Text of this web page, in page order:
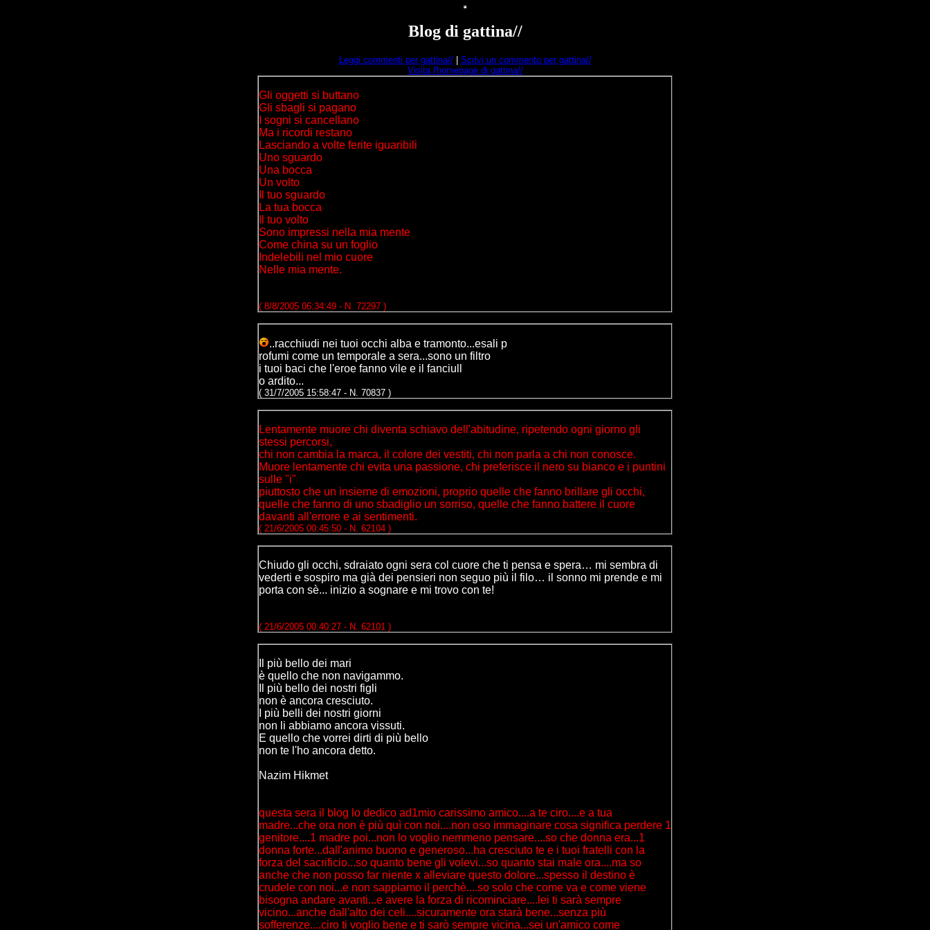
Blog di gattina//
Leggi commenti per gattina//| Scrivi un commento per gattina//
Visita l'homepage di gattina//
Gli oggetti si buttano
Gli sbagli si pagano
I sogni si cancellano
Ma i ricordi restano
Lasciando a volte ferite iguaribili
Uno sguardo
Una bocca
Un volto
Il tuo sguardo
La tua bocca
Il tuo volto
Sono impressi nella mia mente
Come china su un foglio
Indelebili nel mio cuore
Nelle mia mente.
( 8/8/2005 06:34:49 - N. 72297 )
..racchiudi nei tuoi occhi alba e tramonto...esali p
rofumi come un temporale a sera...sono un filtro
i tuoi baci che l'eroe fanno vile e il fanciull
o ardito...
( 31/7/2005 15:58:47 - N. 70837 )
Lentamente muore chi diventa schiavo dell'abitudine, ripetendo ogni giorno gli
stessi percorsi,
chi non cambia la marca, il colore dei vestiti, chi non parla a chi non conosce.
Muore lentamente chi evita una passione, chi preferisce il nero su bianco e i puntini
sulle "i"
piuttosto che un insieme di emozioni, proprio quelle che fanno brillare gli occhi,
quelle che fanno di uno sbadiglio un sorriso, quelle che fanno battere il cuore
davanti all'errore e ai sentimenti.
( 21/6/2005 00:45:50 - N. 62104 )
Chiudo gli occhi, sdraiato ogni sera col cuore che ti pensa e spera… mi sembra di
vederti e sospiro ma già dei pensieri non seguo più il filo… il sonno mi prende e mi
porta con sè... inizio a sognare e mi trovo con te!
( 21/6/2005 00:40:27 - N. 62101 )
Il più bello dei mari
è quello che non navigammo.
Il più bello dei nostri figli
non è ancora cresciuto.
I più belli dei nostri giorni
non li abbiamo ancora vissuti.
E quello che vorrei dirti di più bello
non te l'ho ancora detto.
Nazim Hikmet
questa sera il blog lo dedico ad1mio carissimo amico....a te ciro....e a tua
madre...che ora non è più quì con noi....non oso immaginare cosa significa perdere 1
genitore....1 madre poi...non lo voglio nemmeno pensare....so che donna era...1
donna forte...dall'animo buono e generoso...ha cresciuto te e i tuoi fratelli con la
forza del sacrificio...so quanto bene gli volevi...so quanto stai male ora....ma so
anche che non posso far niente x alleviare questo dolore...spesso il destino è
crudele con noi...e non sappiamo il perchè....so solo che come va e come viene
bisogna andare avanti...e avere la forza di ricominciare....lei ti sarà sempre
vicino...anche dall'alto dei celi....sicuramente ora starà bene...senza più
sofferenze....ciro ti voglio bene e ti sarò sempre vicina...sei un'amico come